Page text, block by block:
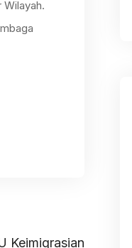
Wilayah.
Keimigrasian